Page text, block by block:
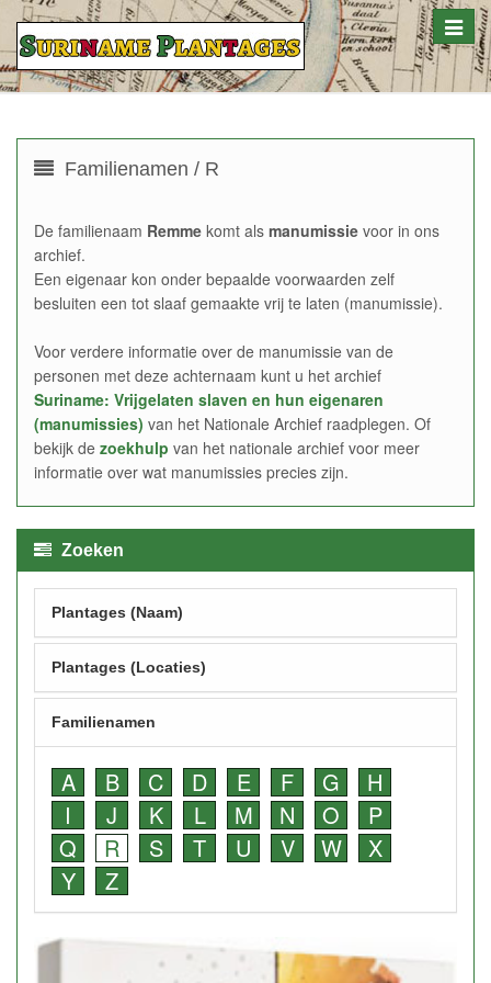
Toggle
Familienamen / R
De familienaam Remme komt als manumissie voor in ons
archief.
Een eigenaar kon onder bepaalde voorwaarden zelf
besluiten een tot slaaf gemaakte vrij te laten (manumissie).
Voor verdere informatie over de manumissie van de
personen met deze achternaam kunt u het archief
Suriname: Vrijgelaten slaven en hun eigenaren
(manumissies) van het Nationale Archief raadplegen. Of
bekijk de zoekhulp van het nationale archief voor meer
informatie over wat manumissies precies zijn.
Zoeken
Plantages (Naam)
Plantages (Locaties)
Familienamen
A B C D E F G
H
I
J K L M N O
P
Q
R S T U V W
X
Y
Z